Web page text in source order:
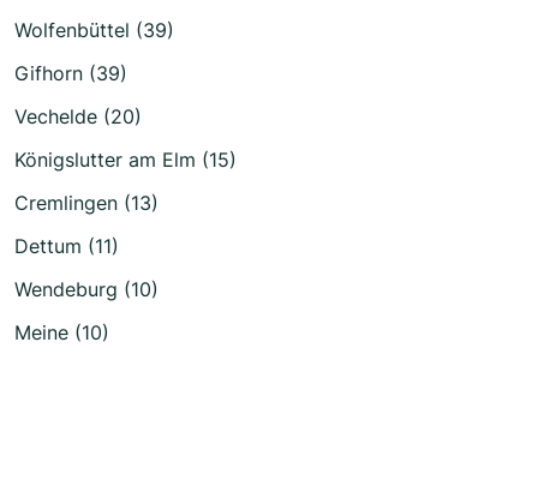
Wolfenbüttel (39)
Gifhorn (39)
Vechelde (20)
Königslutter am Elm (15)
Cremlingen (13)
Dettum (11)
Wendeburg (10)
Meine (10)